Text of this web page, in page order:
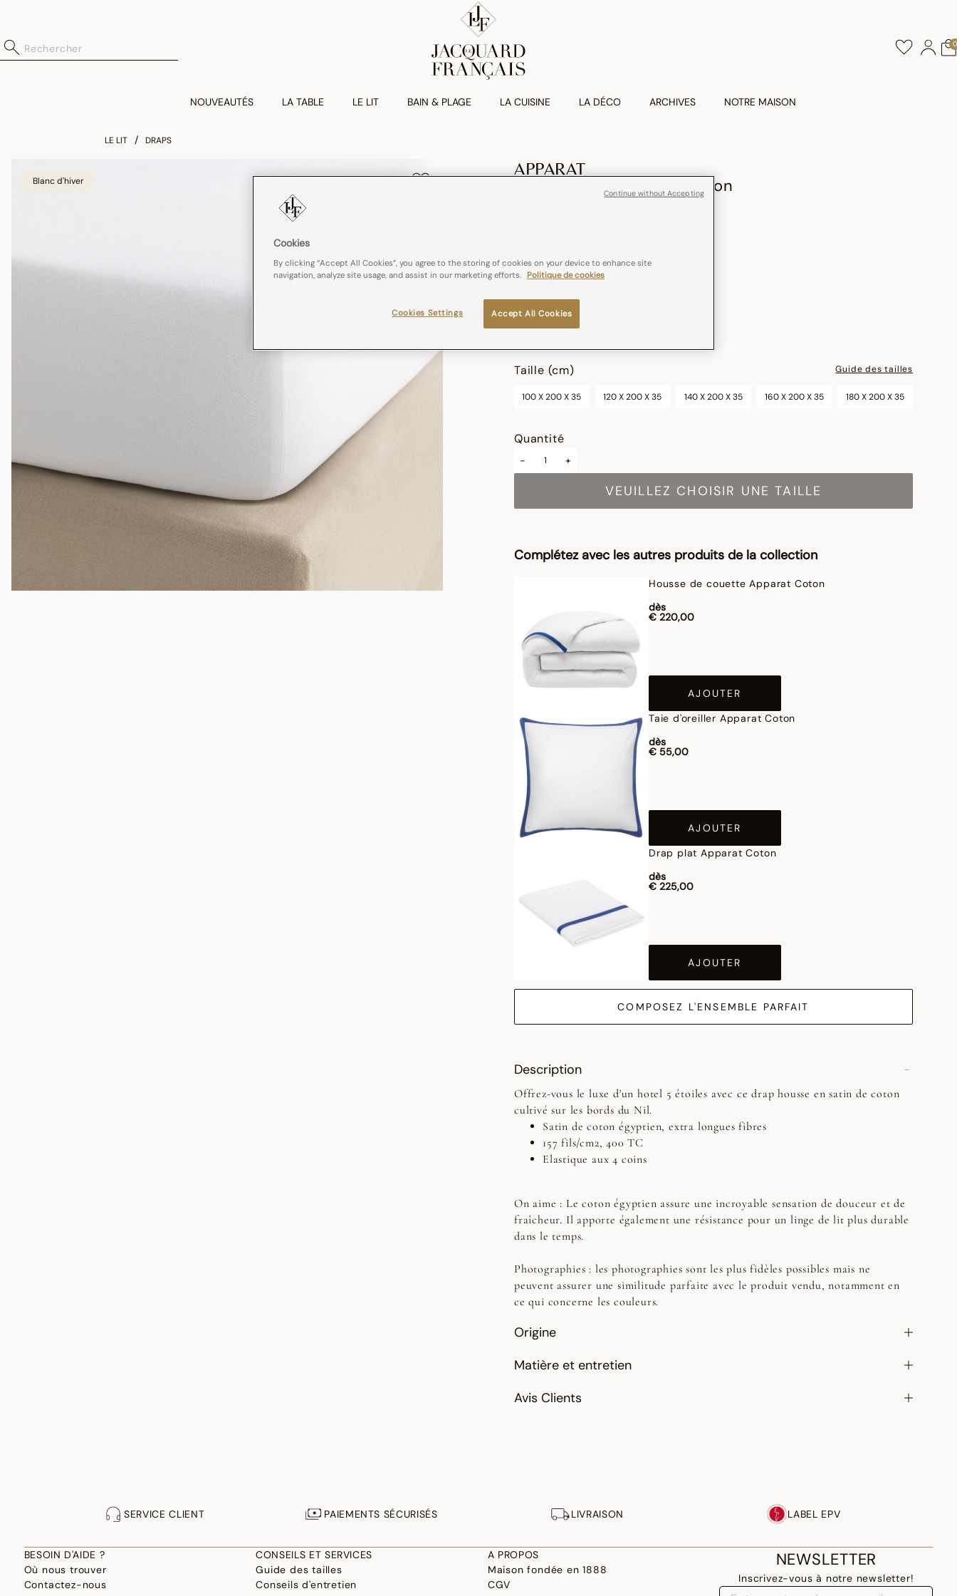
0
NOUVEAUTÉS LA TABLE LE LIT BAIN & PLAGE LA CUISINE LA DÉCO ARCHIVES NOTRE MAISON
LE LIT DRAPS
Blanc d'hiver
APPARAT
Drap Housse Apparat Coton
Couleurs :Blanc
Taille (cm) Guide des tailles
100 X 200 X 35 120 X 200 X 35 140 X 200 X 35 160 X 200 X 35 180 X 200 X 35
Quantité
- +
VEUILLEZ CHOISIR UNE TAILLE
Complétez avec les autres produits de la collection
Housse de couette Apparat Coton
dès
€ 220,00
AJOUTER
Taie d'oreiller Apparat Coton
dès
€ 55,00
AJOUTER
Drap plat Apparat Coton
dès
€ 225,00
AJOUTER
COMPOSEZ L'ENSEMBLE PARFAIT
Description
Offrez-vous le luxe d'un hotel 5 étoiles avec ce drap housse en satin de coton
cultivé sur les bords du Nil.
Satin de coton égyptien, extra longues fibres
157 fils/cm2, 400 TC
Elastique aux 4 coins
On aime : Le coton égyptien assure une incroyable sensation de douceur et de
fraîcheur. Il apporte également une résistance pour un linge de lit plus durable
dans le temps.
Photographies : les photographies sont les plus fidèles possibles mais ne
peuvent assurer une similitude parfaite avec le produit vendu, notamment en
ce qui concerne les couleurs.
Origine
Matière et entretien
Avis Clients
SERVICE CLIENT PAIEMENTS SÉCURISÉS LIVRAISON LABEL EPV
BESOIN D'AIDE ?
Où nous trouver
Contactez-nous
CONSEILS ET SERVICES
Guide des tailles
Conseils d'entretien
A PROPOS
Maison fondée en 1888
CGV
NEWSLETTER
Inscrivez-vous à notre newsletter!
Cookies
By clicking “Accept All Cookies”, you agree to the storing of cookies on your device to enhance site
navigation, analyze site usage, and assist in our marketing efforts. Politique de cookies
Accept All Cookies
Cookies Settings
Continue without Accepting